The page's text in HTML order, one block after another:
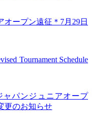
オープン遠征＊7月29日
Tournament Schedule
ャパンジュニアオープ
更のお知らせ